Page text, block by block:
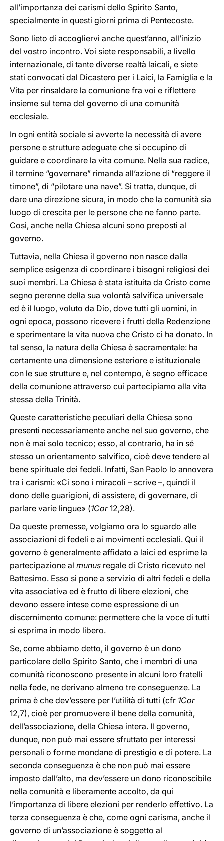
all’importanza dei carismi dello Spirito Santo,
specialmente in questi giorni prima di Pentecoste.
Sono lieto di accogliervi anche quest’anno, all’inizio
del vostro incontro. Voi siete responsabili, a livello
internazionale, di tante diverse realtà laicali, e siete
stati convocati dal Dicastero per i Laici, la Famiglia e la
Vita per rinsaldare la comunione fra voi e riflettere
insieme sul tema del governo di una comunità
ecclesiale.
In ogni entità sociale si avverte la necessità di avere
persone e strutture adeguate che si occupino di
guidare e coordinare la vita comune. Nella sua radice,
il termine “governare” rimanda all’azione di “reggere il
timone”, di “pilotare una nave”. Si tratta, dunque, di
dare una direzione sicura, in modo che la comunità sia
luogo di crescita per le persone che ne fanno parte.
Così, anche nella Chiesa alcuni sono preposti al
governo.
Tuttavia, nella Chiesa il governo non nasce dalla
semplice esigenza di coordinare i bisogni religiosi dei
suoi membri. La Chiesa è stata istituita da Cristo come
segno perenne della sua volontà salvifica universale
ed è il luogo, voluto da Dio, dove tutti gli uomini, in
ogni epoca, possono ricevere i frutti della Redenzione
e sperimentare la vita nuova che Cristo ci ha donato. In
tal senso, la natura della Chiesa è sacramentale: ha
certamente una dimensione esteriore e istituzionale
con le sue strutture e, nel contempo, è segno efficace
della comunione attraverso cui partecipiamo alla vita
stessa della Trinità.
Queste caratteristiche peculiari della Chiesa sono
presenti necessariamente anche nel suo governo, che
non è mai solo tecnico; esso, al contrario, ha in sé
stesso un orientamento salvifico, cioè deve tendere al
bene spirituale dei fedeli. Infatti, San Paolo lo annovera
tra i carismi: «Ci sono i miracoli – scrive –, quindi il
dono delle guarigioni, di assistere, di governare, di
parlare varie lingue» (1Cor12,28).
Da queste premesse, volgiamo ora lo sguardo alle
associazioni di fedeli e ai movimenti ecclesiali. Qui il
governo è generalmente affidato a laici ed esprime la
partecipazione al munus regale di Cristo ricevuto nel
Battesimo. Esso si pone a servizio di altri fedeli e della
vita associativa ed è frutto di libere elezioni, che
devono essere intese come espressione di un
discernimento comune: permettere che la voce di tutti
si esprima in modo libero.
Se, come abbiamo detto, il governo è un dono
particolare dello Spirito Santo, che i membri di una
comunità riconoscono presente in alcuni loro fratelli
nella fede, ne derivano almeno tre conseguenze. La
prima è che dev’essere per l’utilità di tutti (cfr 1Cor
12,7), cioè per promuovere il bene della comunità,
dell’associazione, della Chiesa intera. Il governo,
dunque, non può mai essere sfruttato per interessi
personali o forme mondane di prestigio e di potere. La
seconda conseguenza è che non può mai essere
imposto dall’alto, ma dev’essere un dono riconoscibile
nella comunità e liberamente accolto, da qui
l’importanza di libere elezioni per renderlo effettivo. La
terza conseguenza è che, come ogni carisma, anche il
governo di un’associazione è soggetto al